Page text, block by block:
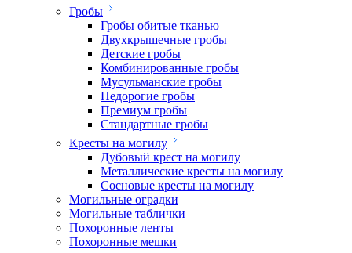
Гробы
Гробы обитые тканью
Двухкрышечные гробы
Детские гробы
Комбинированные гробы
Мусульманские гробы
Недорогие гробы
Премиум гробы
Стандартные гробы
Кресты на могилу
Дубовый крест на могилу
Металлические кресты на могилу
Сосновые кресты на могилу
Могильные оградки
Могильные таблички
Похоронные ленты
Похоронные мешки